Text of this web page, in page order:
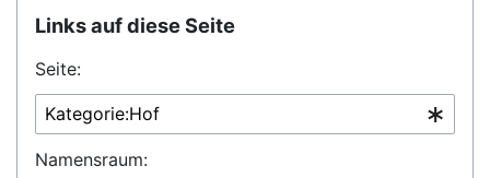
Links auf diese Seite
Seite:
Namensraum: